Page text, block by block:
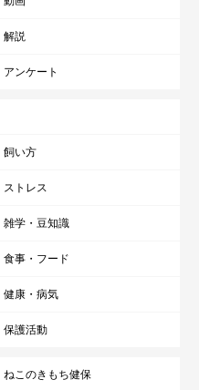
解説
アンケート
飼い方
ストレス
雑学・豆知識
食事・フード
健康・病気
保護活動
ねこのきもち健保